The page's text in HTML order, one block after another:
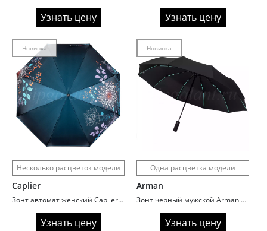
Узнать цену Узнать цену
Новинка
Несколько расцветок модели
Caplier
Зонт автомат женский Caplier 3853 Цветы
Узнать цену
Новинка
Одна расцветка модели
Arman
Зонт черный мужской Arman A92 с усиленными спицами
Узнать цену